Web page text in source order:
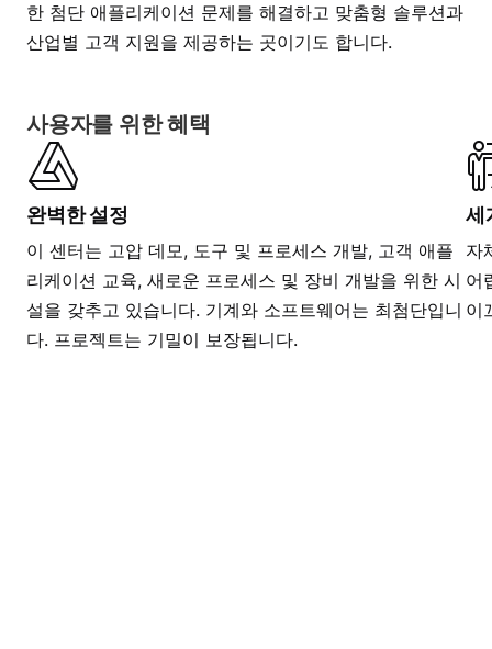
한 첨단 애플리케이션 문제를 해결하고 맞춤형 솔루션과
산업별 고객 지원을 제공하는 곳이기도 합니다.
사용자를 위한 혜택
완벽한 설정
이 센터는 고압 데모, 도구 및 프로세스 개발, 고객 애플
리케이션 교육, 새로운 프로세스 및 장비 개발을 위한 시
설을 갖추고 있습니다. 기계와 소프트웨어는 최첨단입니
다. 프로젝트는 기밀이 보장됩니다.
세
자
어
이